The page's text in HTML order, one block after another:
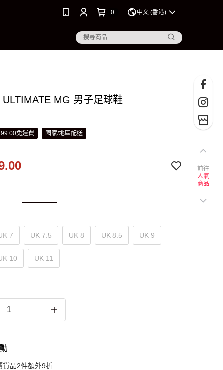
0 中文 (香港)
ULTIMATE MG 男子足球鞋
免運費 國家/地區配送
7 UK 7.5 UK 8 UK 8.5 UK 9
10 UK 11
貨品2件額外9折
前往
人氣
商品